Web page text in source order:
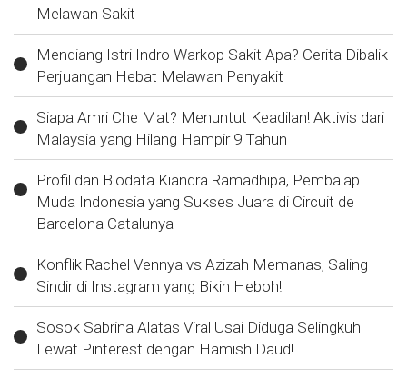
Melawan Sakit
Mendiang Istri Indro Warkop Sakit Apa? Cerita Dibalik
Perjuangan Hebat Melawan Penyakit
Siapa Amri Che Mat? Menuntut Keadilan! Aktivis dari
Malaysia yang Hilang Hampir 9 Tahun
Profil dan Biodata Kiandra Ramadhipa, Pembalap
Muda Indonesia yang Sukses Juara di Circuit de
Barcelona Catalunya
Konflik Rachel Vennya vs Azizah Memanas, Saling
Sindir di Instagram yang Bikin Heboh!
Sosok Sabrina Alatas Viral Usai Diduga Selingkuh
Lewat Pinterest dengan Hamish Daud!